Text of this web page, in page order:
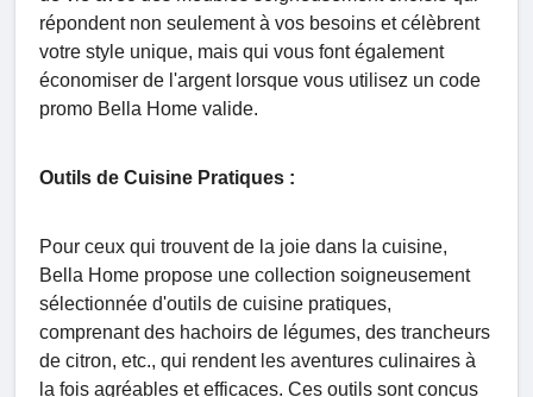
répondent non seulement à vos besoins et célèbrent
votre style unique, mais qui vous font également
économiser de l'argent lorsque vous utilisez un code
promo Bella Home valide.
Outils de Cuisine Pratiques :
Pour ceux qui trouvent de la joie dans la cuisine,
Bella Home propose une collection soigneusement
sélectionnée d'outils de cuisine pratiques,
comprenant des hachoirs de légumes, des trancheurs
de citron, etc., qui rendent les aventures culinaires à
la fois agréables et efficaces. Ces outils sont conçus